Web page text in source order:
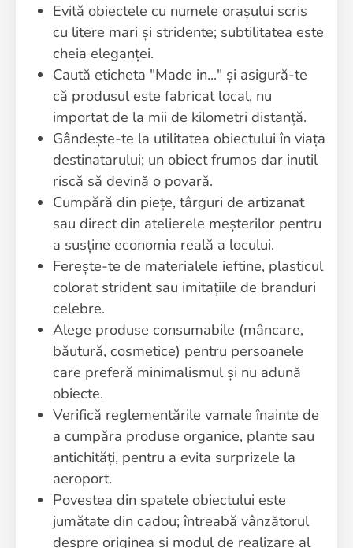
Evită obiectele cu numele orașului scris
cu litere mari și stridente; subtilitatea este
cheia eleganței.
Caută eticheta "Made in..." și asigură-te
că produsul este fabricat local, nu
importat de la mii de kilometri distanță.
Gândește-te la utilitatea obiectului în viața
destinatarului; un obiect frumos dar inutil
riscă să devină o povară.
Cumpără din piețe, târguri de artizanat
sau direct din atelierele meșterilor pentru
a susține economia reală a locului.
Ferește-te de materialele ieftine, plasticul
colorat strident sau imitațiile de branduri
celebre.
Alege produse consumabile (mâncare,
băutură, cosmetice) pentru persoanele
care preferă minimalismul și nu adună
obiecte.
Verifică reglementările vamale înainte de
a cumpăra produse organice, plante sau
antichități, pentru a evita surprizele la
aeroport.
Povestea din spatele obiectului este
jumătate din cadou; întreabă vânzătorul
despre originea și modul de realizare al